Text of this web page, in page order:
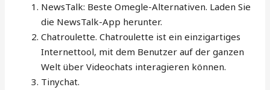
NewsTalk: Beste Omegle-Alternativen. Laden Sie
die NewsTalk-App herunter.
Chatroulette. Chatroulette ist ein einzigartiges
Internettool, mit dem Benutzer auf der ganzen
Welt über Videochats interagieren können.
Tinychat.